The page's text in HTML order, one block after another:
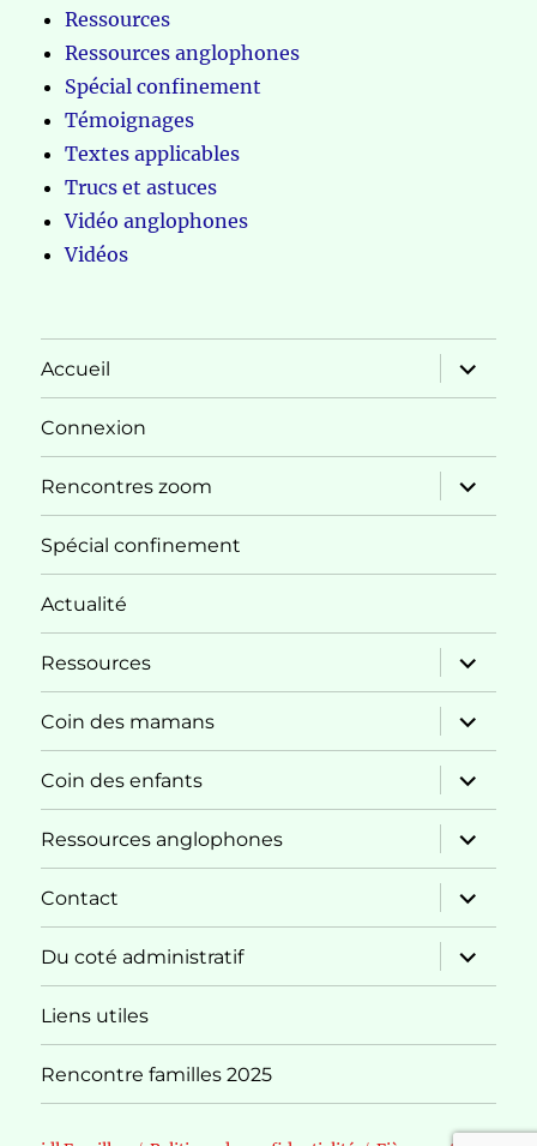
Ressources
Ressources anglophones
Spécial confinement
Témoignages
Textes applicables
Trucs et astuces
Vidéo anglophones
Vidéos
Accueil
ouvrir
le
sous-
Connexion
Rencontres zoom
ouvrir
le
sous-
Spécial confinement
Actualité
Ressources
ouvrir
le
sous-
menu
Coin des mamans
ouvrir
le
sous-
menu
Coin des enfants
ouvrir
le
sous-
menu
Ressources anglophones
ouvrir
le
sous-
menu
Contact
ouvrir
le
sous-
menu
Du coté administratif
ouvrir
le
sous-
Liens utiles
Rencontre familles 2025